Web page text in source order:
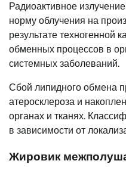
Радиоактивное
норму облучения на
результате техногенной
обменных процессов в
системных заболеваний.
Сбой липидного обмена
атеросклероза и
органах и тканях.
в зависимости от
Жировик